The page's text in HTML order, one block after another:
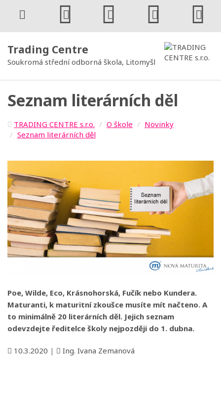
Trading Centre
Soukromá střední odborná škola, Litomyšl
Seznam literárních děl
TRADING CENTRE s.r.o. O škole
Novinky
Seznam literárních děl
Poe, Wilde, Eco, Krásnohorská, Fučík nebo Kundera.
Maturanti, k maturitní zkoušce musíte mít načteno. A
to minimálně 20 literárních děl. Jejich seznam
odevzdejte ředitelce školy nejpozději do 1. dubna.
10.3.2020 | Ing. Ivana Zemanová